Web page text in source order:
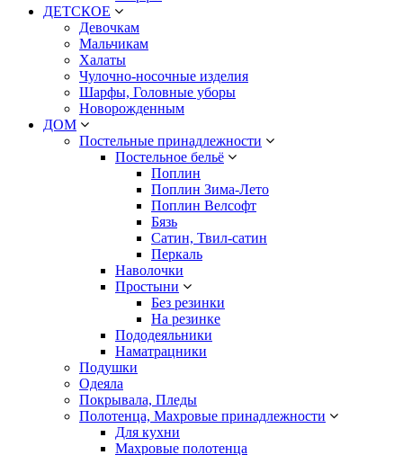
ДЕТСКОЕ
Девочкам
Мальчикам
Халаты
Чулочно-носочные изделия
Шарфы, Головные уборы
Новорожденным
ДОМ
Постельные принадлежности
Постельное бельё
Поплин
Поплин Зима-Лето
Поплин Велсофт
Бязь
Сатин, Твил-сатин
Перкаль
Наволочки
Простыни
Без резинки
На резинке
Пододеяльники
Наматрацники
Подушки
Одеяла
Покрывала, Пледы
Полотенца, Махровые принадлежности
Для кухни
Махровые полотенца